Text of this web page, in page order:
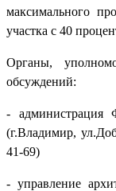
максимального
участка с 40
Органы,
обсуждений:
- администрация
(г.Владимир,
41-69)
- управление